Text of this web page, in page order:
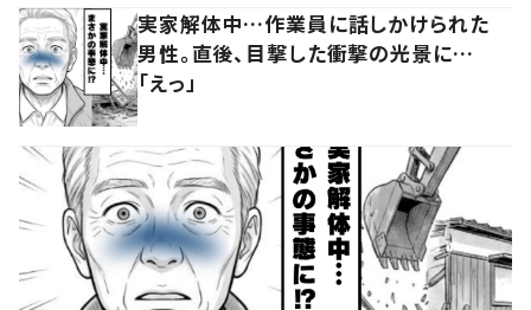
実家解体中…作業員に話しかけられた
男性。直後、目撃した衝撃の光景に…
「えっ」